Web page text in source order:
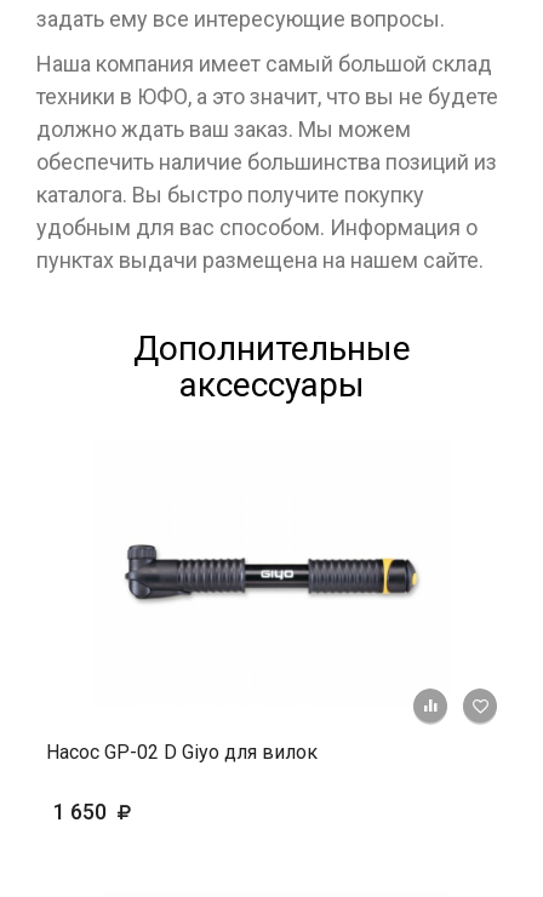
задать ему все интересующие вопросы.
Наша компания имеет самый большой склад
техники в ЮФО, а это значит, что вы не будете
должно ждать ваш заказ. Мы можем
обеспечить наличие большинства позиций из
каталога. Вы быстро получите покупку
удобным для вас способом. Информация о
пунктах выдачи размещена на нашем сайте.
Дополнительные
аксессуары
+ К
Насос GP-02 D Giyo для вилок
1 650